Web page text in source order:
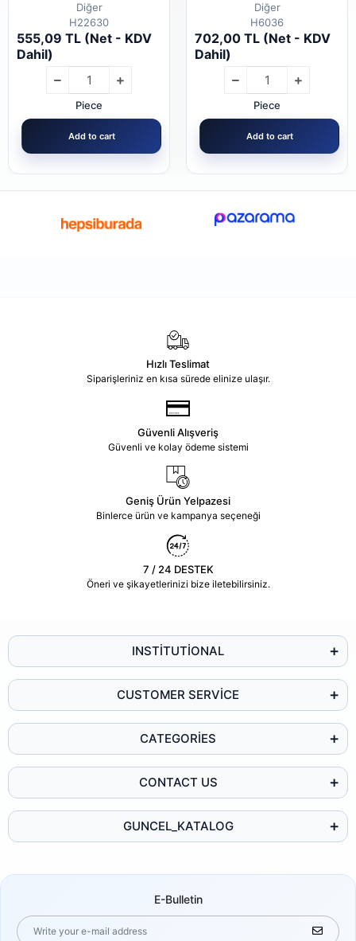
Diğer
H22630
555,09 TL (Net - KDV
Dahil)
Piece
Add to cart
Diğer
H6036
702,00 TL (Net - KDV
Dahil)
Piece
Add to cart
Hızlı Teslimat
Siparişleriniz en kısa sürede elinize ulaşır.
Güvenli Alışveriş
Güvenli ve kolay ödeme sistemi
Geniş Ürün Yelpazesi
Binlerce ürün ve kampanya seçeneği
7 / 24 DESTEK
Öneri ve şikayetlerinizi bize iletebilirsiniz.
INSTİTUTİONAL
CUSTOMER SERVİCE
CATEGORİES
CONTACT US
GUNCEL_KATALOG
E-Bulletin